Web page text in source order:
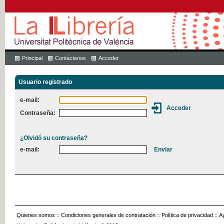
Principal Contáctenos Acceder
Usuario registrado
e-mail:
Contraseña:
¿Olvidó su contraseña?
e-mail:
Quienes somos :: Condiciones generales de contratación :: Política de privacidad ::